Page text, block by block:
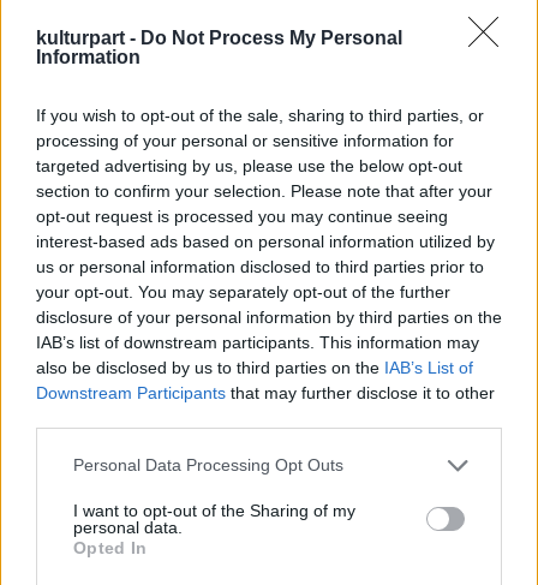
kulturpart - Do Not Process My Personal
Information
If you wish to opt-out of the sale, sharing to third parties, or
processing of your personal or sensitive information for
targeted advertising by us, please use the below opt-out
section to confirm your selection. Please note that after your
opt-out request is processed you may continue seeing
interest-based ads based on personal information utilized by
us or personal information disclosed to third parties prior to
your opt-out. You may separately opt-out of the further
disclosure of your personal information by third parties on the
IAB’s list of downstream participants. This information may
also be disclosed by us to third parties on the IAB’s List of
Downstream Participants that may further disclose it to other
Please note that this website/app uses one or more Google
not limited to your visit or usage behaviour. You may click to
grant or deny consent to Google and its third-party tags to
use your data for below specified purposes in below Google
Personal Data Processing Opt Outs
I want to opt-out of the Sharing of my
personal data.
Opted In
erőszak és a kihívás témái uralnak, Ono
táncának üzenetei egyszerre voltak finoman
a szépség és a halál fogalmára.
butoh tánc
szigetén, Hokkaidón született egy halász
fiaként. Az 1930-as években kezdett táncot
tanulni, többek között Isii Bakutól, a kortárs
japán táncstílus egyik úttörőjétől. A II.